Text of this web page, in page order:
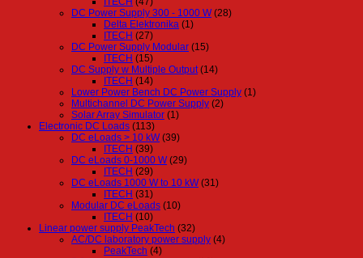
DC Power Supply 300 - 1000 W (28)
Delta Elektronika (1)
ITECH (27)
DC Power Supply Modular (15)
ITECH (15)
DC Supply w Multiple Output (14)
ITECH (14)
Lower Power Bench DC Power Supply (1)
Multichannel DC Power Supply (2)
Solar Array Simulator (1)
Electronic DC Loads (113)
DC eLoads > 10 kW (39)
ITECH (39)
DC eLoads 0-1000 W (29)
ITECH (29)
DC eLoads 1000 W to 10 kW (31)
ITECH (31)
Modular DC eLoads (10)
ITECH (10)
Linear power supply PeakTech (32)
AC/DC laboratory power supply (4)
PeakTech (4)